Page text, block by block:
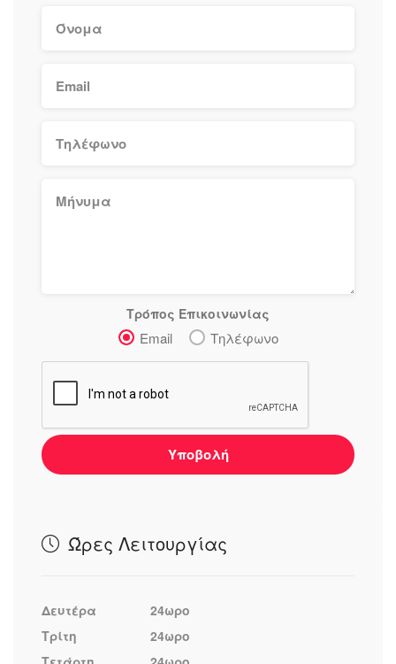
Τρόπος Επικοινωνίας
Email Τηλέφωνο
Υποβολή
Ώρες Λειτουργίας
Δευτέρα
24ωρο
Τρίτη
24ωρο